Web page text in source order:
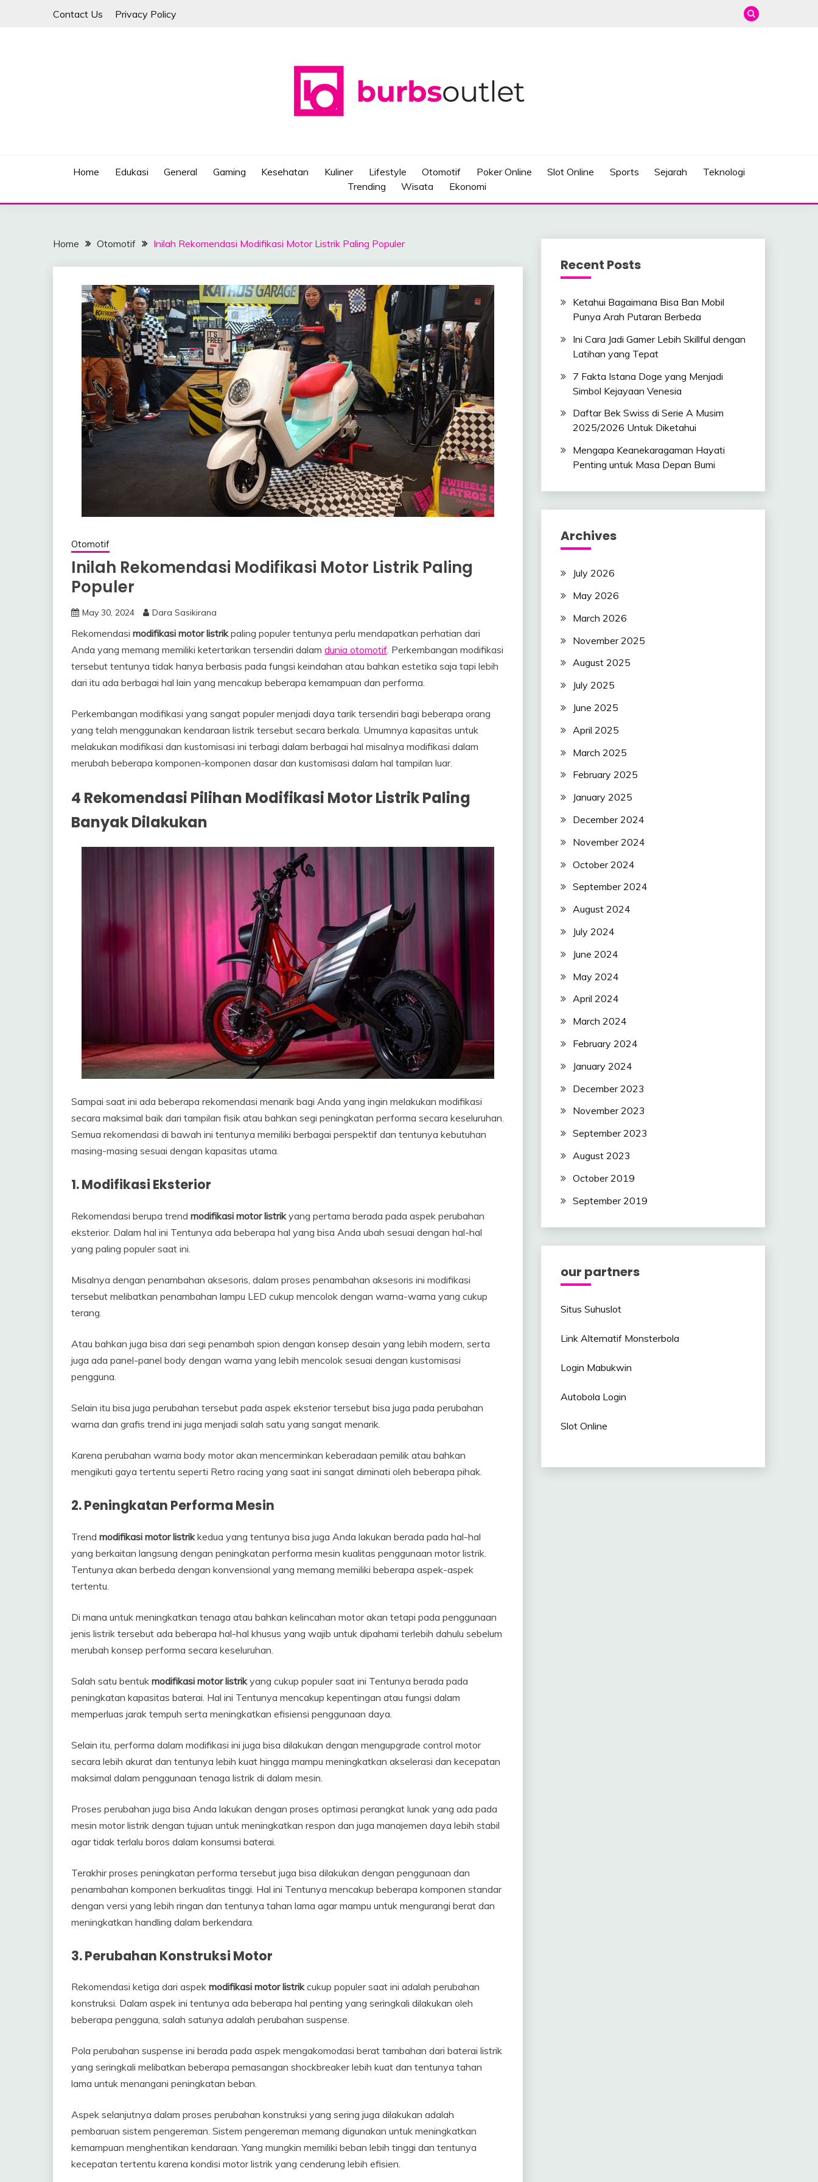
Contact Us Privacy Policy
Home Edukasi General Gaming Kesehatan Kuliner Lifestyle Otomotif Poker Online Slot Online Sports Sejarah
Teknologi
Trending
Wisata Ekonomi
Home Otomotif Inilah Rekomendasi Modifikasi Motor Listrik Paling Populer
Otomotif
Inilah Rekomendasi Modifikasi Motor Listrik Paling
Populer
May 30, 2024 Dara Sasikirana
Rekomendasi modifikasi motor listrikpaling populer tentunya perlu mendapatkan perhatian dari
Anda yang memang memiliki ketertarikan tersendiri dalam dunia otomotif. Perkembangan modifikasi
tersebut tentunya tidak hanya berbasis pada fungsi keindahan atau bahkan estetika saja tapi lebih
dari itu ada berbagai hal lain yang mencakup beberapa kemampuan dan performa.
Perkembangan modifikasi yang sangat populer menjadi daya tarik tersendiri bagi beberapa orang
yang telah menggunakan kendaraan listrik tersebut secara berkala. Umumnya kapasitas untuk
melakukan modifikasi dan kustomisasi ini terbagi dalam berbagai hal misalnya modifikasi dalam
merubah beberapa komponen-komponen dasar dan kustomisasi dalam hal tampilan luar.
4 Rekomendasi Pilihan Modifikasi Motor Listrik Paling
Banyak Dilakukan
Sampai saat ini ada beberapa rekomendasi menarik bagi Anda yang ingin melakukan modifikasi
secara maksimal baik dari tampilan fisik atau bahkan segi peningkatan performa secara keseluruhan.
Semua rekomendasi di bawah ini tentunya memiliki berbagai perspektif dan tentunya kebutuhan
masing-masing sesuai dengan kapasitas utama.
1.Modifikasi Eksterior
Rekomendasi berupa trend modifikasi motor listrikyang pertama berada pada aspek perubahan
eksterior. Dalam hal ini Tentunya ada beberapa hal yang bisa Anda ubah sesuai dengan hal-hal
yang paling populer saat ini.
Misalnya dengan penambahan aksesoris, dalam proses penambahan aksesoris ini modifikasi
tersebut melibatkan penambahan lampu LED cukup mencolok dengan warna-warna yang cukup
terang.
Atau bahkan juga bisa dari segi penambah spion dengan konsep desain yang lebih modern, serta
juga ada panel-panel body dengan warna yang lebih mencolok sesuai dengan kustomisasi
pengguna.
Selain itu bisa juga perubahan tersebut pada aspek eksterior tersebut bisa juga pada perubahan
warna dan grafis trend ini juga menjadi salah satu yang sangat menarik.
Karena perubahan warna body motor akan mencerminkan keberadaan pemilik atau bahkan
mengikuti gaya tertentu seperti Retro racing yang saat ini sangat diminati oleh beberapa pihak.
2.Peningkatan Performa Mesin
Trend modifikasi motor listrikkedua yang tentunya bisa juga Anda lakukan berada pada hal-hal
yang berkaitan langsung dengan peningkatan performa mesin kualitas penggunaan motor listrik.
Tentunya akan berbeda dengan konvensional yang memang memiliki beberapa aspek-aspek
tertentu.
Di mana untuk meningkatkan tenaga atau bahkan kelincahan motor akan tetapi pada penggunaan
jenis listrik tersebut ada beberapa hal-hal khusus yang wajib untuk dipahami terlebih dahulu sebelum
merubah konsep performa secara keseluruhan.
Salah satu bentuk modifikasi motor listrikyang cukup populer saat ini Tentunya berada pada
peningkatan kapasitas baterai. Hal ini Tentunya mencakup kepentingan atau fungsi dalam
memperluas jarak tempuh serta meningkatkan efisiensi penggunaan daya.
Selain itu, performa dalam modifikasi ini juga bisa dilakukan dengan mengupgrade control motor
secara lebih akurat dan tentunya lebih kuat hingga mampu meningkatkan akselerasi dan kecepatan
maksimal dalam penggunaan tenaga listrik di dalam mesin.
Proses perubahan juga bisa Anda lakukan dengan proses optimasi perangkat lunak yang ada pada
mesin motor listrik dengan tujuan untuk meningkatkan respon dan juga manajemen daya lebih stabil
agar tidak terlalu boros dalam konsumsi baterai.
Terakhir proses peningkatan performa tersebut juga bisa dilakukan dengan penggunaan dan
penambahan komponen berkualitas tinggi. Hal ini Tentunya mencakup beberapa komponen standar
dengan versi yang lebih ringan dan tentunya tahan lama agar mampu untuk mengurangi berat dan
meningkatkan handling dalam berkendara.
3. Perubahan Konstruksi Motor
Rekomendasi ketiga dari aspek modifikasi motor listrikcukup populer saat ini adalah perubahan
konstruksi. Dalam aspek ini tentunya ada beberapa hal penting yang seringkali dilakukan oleh
beberapa pengguna, salah satunya adalah perubahan suspense.
Pola perubahan suspense ini berada pada aspek mengakomodasi berat tambahan dari baterai listrik
yang seringkali melibatkan beberapa pemasangan shockbreaker lebih kuat dan tentunya tahan
lama untuk menangani peningkatan beban.
Aspek selanjutnya dalam proses perubahan konstruksi yang sering juga dilakukan adalah
pembaruan sistem pengereman. Sistem pengereman memang digunakan untuk meningkatkan
kemampuan menghentikan kendaraan. Yang mungkin memiliki beban lebih tinggi dan tentunya
kecepatan tertentu karena kondisi motor listrik yang cenderung lebih efisien.
Recent Posts
Ketahui Bagaimana Bisa Ban Mobil
Punya Arah Putaran Berbeda
Ini Cara Jadi Gamer Lebih Skillful dengan
Latihan yang Tepat
7 Fakta Istana Doge yang Menjadi
Simbol Kejayaan Venesia
Daftar Bek Swiss di Serie A Musim
2025/2026 Untuk Diketahui
Mengapa Keanekaragaman Hayati
Penting untuk Masa Depan Bumi
Archives
July 2026
May 2026
March 2026
November 2025
August 2025
July 2025
June 2025
April 2025
March 2025
February 2025
January 2025
December 2024
November 2024
October 2024
September 2024
August 2024
July 2024
June 2024
May 2024
April 2024
March 2024
February 2024
January 2024
December 2023
November 2023
September 2023
August 2023
October 2019
September 2019
our partners
Situs Suhuslot
Link Alternatif Monsterbola
Login Mabukwin
Autobola Login
Slot Online